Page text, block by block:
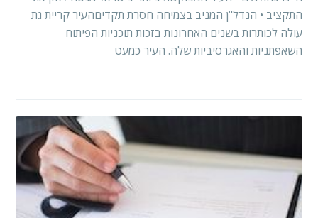
התקציב • הנדל"ן המניב בצמיחה חסרת תקדיםהעיר קריית גת
עולה לכותרות בשנים האחרונות בזכות תוכניות הפיתוח
השאפתניות והאגרסיביות שלה. העיר כמעט